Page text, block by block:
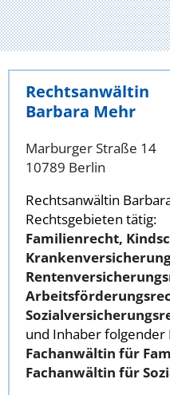
Rechtsanwältin
Barbara Mehr
Marburger Straße 14
10789 Berlin
Rechtsanwältin
Rechtsgebieten tätig:
Familienrecht,
und Inhaber folgender
Fachanwältin für
Fachanwältin für